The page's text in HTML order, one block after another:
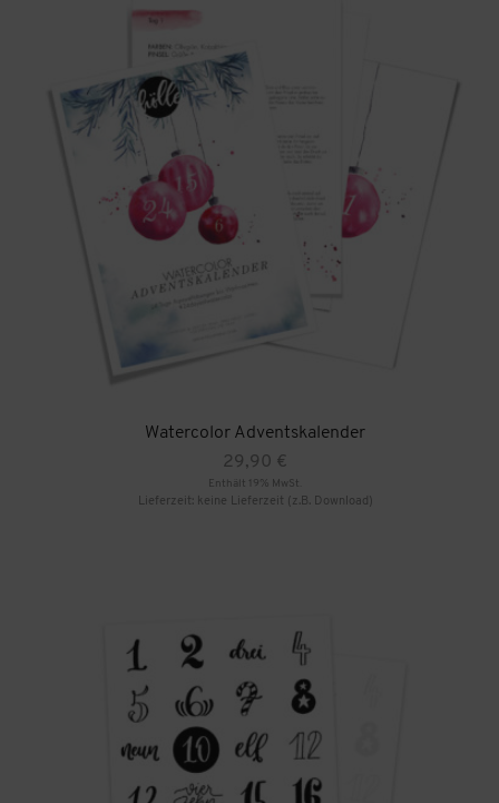
Watercolor Adventskalender
29,90 €
Enthält 19% MwSt.
Lieferzeit: keine Lieferzeit (z.B. Download)